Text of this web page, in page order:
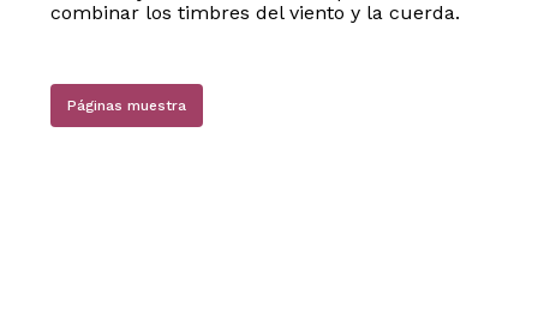
combinar los timbres del viento y la cuerda.
Páginas muestra